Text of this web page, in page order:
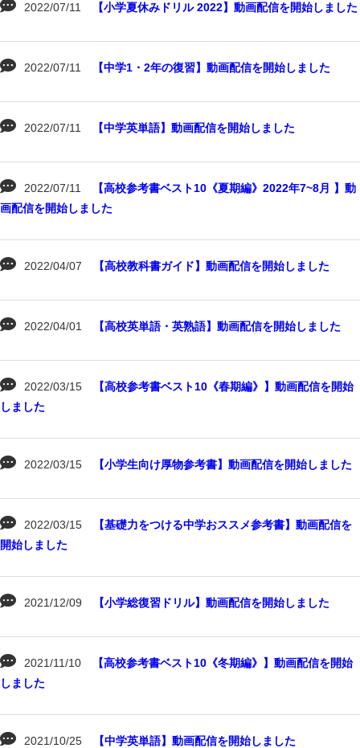
2022/07/11 【小学夏休みドリル 2022】動画配信を開始しました
2022/07/11 【中学1・2年の復習】動画配信を開始しました
2022/07/11 【中学英単語】動画配信を開始しました
2022/07/11
【高校参考書ベスト10《夏期編》2022年7~8月 】動
画配信を開始しました
2022/04/07 【高校教科書ガイド】動画配信を開始しました
2022/04/01 【高校英単語・英熟語】動画配信を開始しました
2022/03/15
【高校参考書ベスト10《春期編》】動画配信を開始
しました
2022/03/15 【小学生向け厚物参考書】動画配信を開始しました
2022/03/15
【基礎力をつける中学おススメ参考書】動画配信を
開始しました
2021/12/09 【小学総復習ドリル】動画配信を開始しました
2021/11/10
【高校参考書ベスト10《冬期編》】動画配信を開始
しました
2021/10/25 【中学英単語】動画配信を開始しました